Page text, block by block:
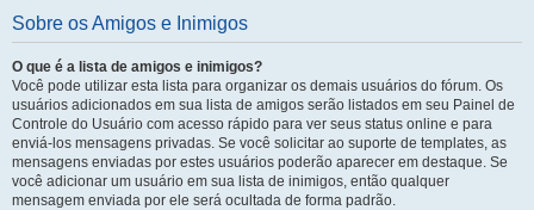
Sobre os Amigos e Inimigos
O que é a lista de amigos e inimigos?
Você pode utilizar esta lista para organizar os demais usuários do fórum. Os
usuários adicionados em sua lista de amigos serão listados em seu Painel de
Controle do Usuário com acesso rápido para ver seus status online e para
enviá-los mensagens privadas. Se você solicitar ao suporte de templates, as
mensagens enviadas por estes usuários poderão aparecer em destaque. Se
você adicionar um usuário em sua lista de inimigos, então qualquer
mensagem enviada por ele será ocultada de forma padrão.